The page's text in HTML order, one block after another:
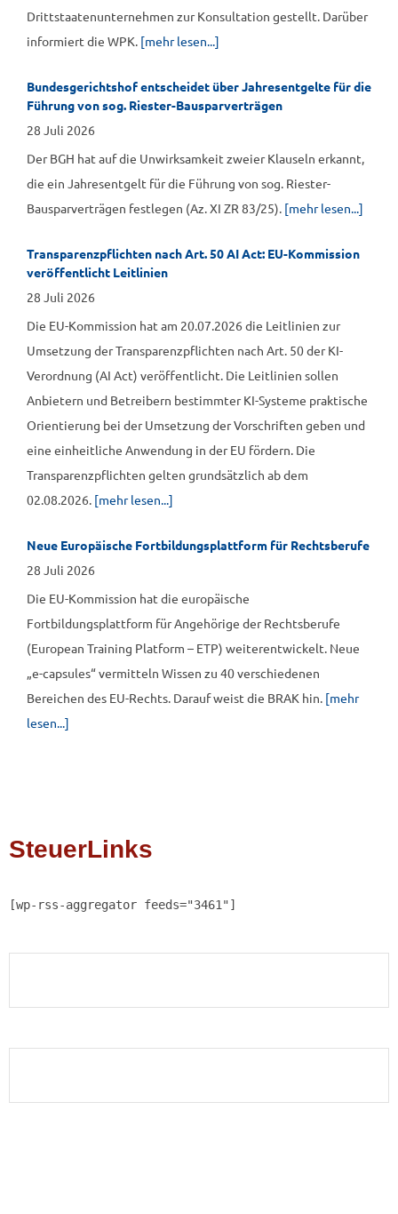
Drittstaatenunternehmen zur Konsultation gestellt. Darüber
informiert die WPK. [mehr lesen...]
Bundesgerichtshof entscheidet über Jahresentgelte für die
Führung von sog. Riester-Bausparverträgen
28 Juli 2026
Der BGH hat auf die Unwirksamkeit zweier Klauseln erkannt,
die ein Jahresentgelt für die Führung von sog. Riester-
Bausparverträgen festlegen (Az. XI ZR 83/25). [mehr lesen...]
Transparenzpflichten nach Art. 50 AI Act: EU-Kommission
veröffentlicht Leitlinien
28 Juli 2026
Die EU-Kommission hat am 20.07.2026 die Leitlinien zur
Umsetzung der Transparenzpflichten nach Art. 50 der KI-
Verordnung (AI Act) veröffentlicht. Die Leitlinien sollen
Anbietern und Betreibern bestimmter KI-Systeme praktische
Orientierung bei der Umsetzung der Vorschriften geben und
eine einheitliche Anwendung in der EU fördern. Die
Transparenzpflichten gelten grundsätzlich ab dem
02.08.2026. [mehr lesen...]
Neue Europäische Fortbildungsplattform für Rechtsberufe
28 Juli 2026
Die EU-Kommission hat die europäische
Fortbildungsplattform für Angehörige der Rechtsberufe
(European Training Platform – ETP) weiterentwickelt. Neue
„e-capsules“ vermitteln Wissen zu 40 verschiedenen
Bereichen des EU-Rechts. Darauf weist die BRAK hin. [mehr
lesen...]
SteuerLinks
[wp-rss-aggregator feeds="3461"]